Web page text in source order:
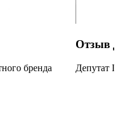
бренда
Отзыв
Депутат